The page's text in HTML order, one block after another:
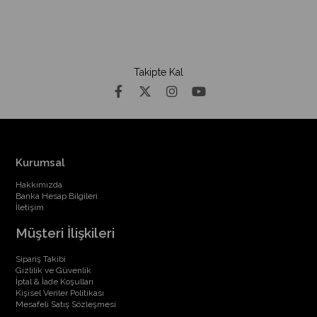
Takipte Kal
Kurumsal
Hakkımızda
Banka Hesap Bilgileri
İletişim
Müşteri İlişkileri
Sipariş Takibi
Gizlilik ve Güvenlik
İptal & İade Koşulları
Kişisel Veriler Politikası
Mesafeli Satış Sözleşmesi